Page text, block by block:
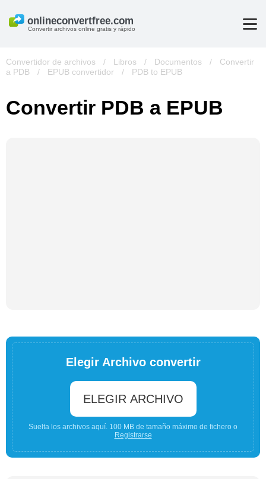
Convertir archivos online gratis y rápido
Convertidor de archivos / Libros / Documentos /
Convertir
a PDB
/ EPUB convertidor / PDB to EPUB
Convertir PDB a EPUB
Elegir Archivo convertir
ELEGIR ARCHIVO
Suelta los archivos aquí. 100 MB de tamaño máximo de fichero o
Registrarse